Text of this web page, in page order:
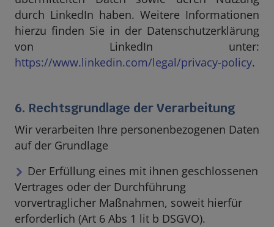
durch LinkedIn haben. Weitere Informationen
hierzu finden Sie in der Datenschutzerklärung
von LinkedIn unter:
https://www.linkedin.com/legal/privacy-policy.
6. Rechtsgrundlage der Verarbeitung
Wir verarbeiten Ihre personenbezogenen Daten
auf der Grundlage
Der Erfüllung eines mit ihnen geschlossenen
Vertrages oder der Durchführung
vorvertraglicher Maßnahmen, soweit hierfür
erforderlich (Art 6 Abs 1 lit b DSGVO).